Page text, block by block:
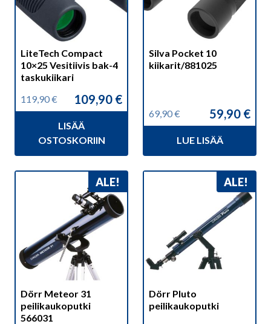
LiteTech Compact
10×25 Vesitiivis bak-4
taskukiikari
119,90€
Alkuperäinen
hinta
119,90 €.
109,90 €
Nykyinen
hinta
109,90 €.
LISÄÄ
OSTOSKORIIN
Silva Pocket 10
kiikarit/881025
69,90€
Alkuperäinen
hinta
69,90 €.
59,90 €
Nykyinen
hinta
59,90 €.
LUE LISÄÄ
ALE!
Dörr Meteor 31
peilikaukoputki
566031
ALE!
Dörr Pluto
peilikaukoputki